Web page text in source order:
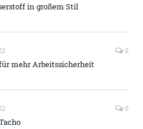
in großem Stil
0
mehr Arbeitssicherheit
0